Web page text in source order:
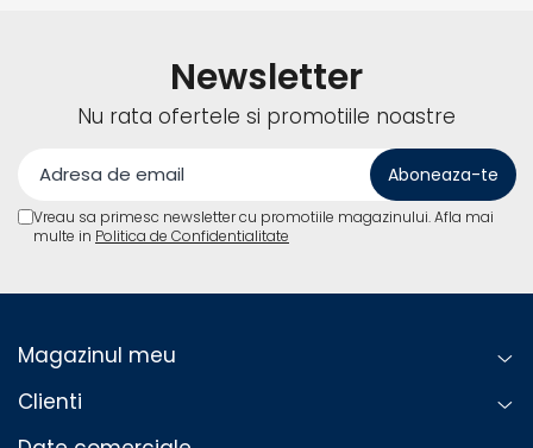
Newsletter
Nu rata ofertele si promotiile noastre
Vreau sa primesc newsletter cu promotiile magazinului. Afla mai
multe in Politica de Confidentialitate
Magazinul meu
Clienti